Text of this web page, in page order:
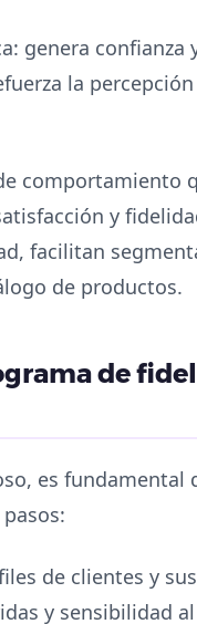
genera confianza
la
comportamiento
y
facilitan
de productos.
de
es
de clientes y
y sensibilidad